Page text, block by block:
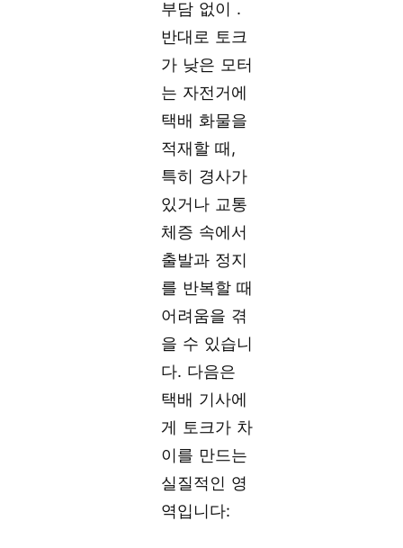
부담 없이 .
반대로 토크
가 낮은 모터
는 자전거에
택배 화물을
적재할 때,
특히 경사가
있거나 교통
체증 속에서
출발과 정지
를 반복할 때
어려움을 겪
을 수 있습니
다. 다음은
택배 기사에
게 토크가 차
이를 만드는
실질적인 영
역입니다: